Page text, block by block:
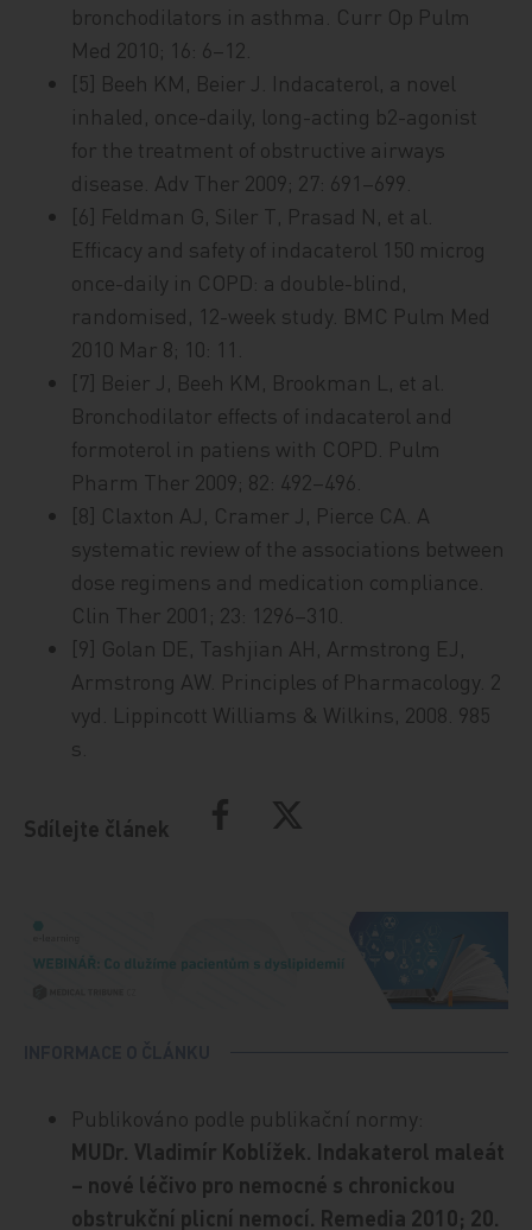
bronchodilators in asthma. Curr Op Pulm
Med 2010; 16: 6–12.
[5] Beeh KM, Beier J. Indacaterol, a novel
inhaled, once-daily, long-acting b2-agonist
for the treatment of obstructive airways
disease. Adv Ther 2009; 27: 691–699.
[6] Feldman G, Siler T, Prasad N, et al.
Efficacy and safety of indacaterol 150 microg
once-daily in COPD: a double-blind,
randomised, 12-week study. BMC Pulm Med
2010 Mar 8; 10: 11.
[7] Beier J, Beeh KM, Brookman L, et al.
Bronchodilator effects of indacaterol and
formoterol in patiens with COPD. Pulm
Pharm Ther 2009; 82: 492–496.
[8] Claxton AJ, Cramer J, Pierce CA. A
systematic review of the associations between
dose regimens and medication compliance.
Clin Ther 2001; 23: 1296–310.
[9] Golan DE, Tashjian AH, Armstrong EJ,
Armstrong AW. Principles of Pharmacology. 2
vyd. Lippincott Williams & Wilkins, 2008. 985
s.
Sdílejte článek
Publikováno podle publikační normy:
MUDr. Vladimír Koblížek. Indakaterol maleát
– nové léčivo pro nemocné s chronickou
obstrukční plicní nemocí. Remedia 2010; 20.